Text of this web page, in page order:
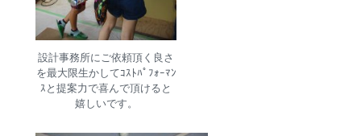
設計事務所にご依頼頂く良さ
を最大限生かしてｺｽﾄﾊﾟﾌｫｰﾏﾝ
ｽと提案力で喜んで頂けると
嬉しいです。